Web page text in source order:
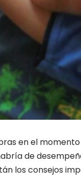
en el
de
los consejos